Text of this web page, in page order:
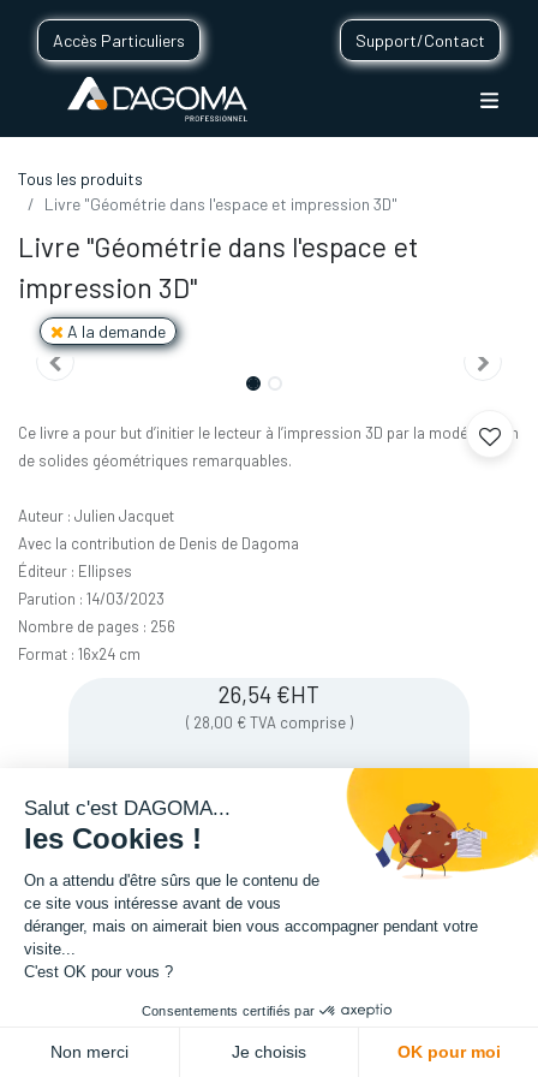
Accès Particuliers Support/Contact
Tous les produits
Livre "Géométrie dans l'espace et impression 3D"
Livre "Géométrie dans l'espace et
impression 3D"
A la demande
Ce livre a pour but d’initier le lecteur à l’impression 3D par la modélisation
de solides géométriques remarquables.
Auteur : Julien Jacquet
Avec la contribution de Denis de Dagoma
Éditeur : Ellipses
Parution : 14/03/2023
Nombre de pages : 256
Format : 16x24 cm
26,54 €HT
( 28,00 € TVA comprise )
Soyez averti lorsque le produit est de
nouveau en stock
Enregistrer pour plus tard
Salut c'est DAGOMA...
les Cookies !
On a attendu d'être sûrs que le contenu de
ce site vous intéresse avant de vous
déranger, mais on aimerait bien vous accompagner pendant votre
visite...
C'est OK pour vous ?
Consentements certifiés par
Non merci Je choisis OK pour moi